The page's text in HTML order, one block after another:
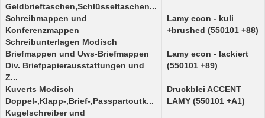
Geldbrieftaschen,Schlüsseltaschen...
Schreibmappen und
Konferenzmappen
Schreibunterlagen Modisch
Briefmappen und Uws-Briefmappen
Div. Briefpapierausstattungen und
Z...
Kuverts Modisch
Doppel-,Klapp-,Brief-,Passpartoutk...
Kugelschreiber und
Lamy econ - kuli
+brushed (550101 +88)
Lamy econ - lackiert
(550101 +89)
Druckblei ACCENT
LAMY (550101 +A1)